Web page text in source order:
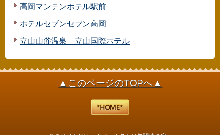
高岡マンテンホテル駅前
ホテルセブンセブン高岡
立山山麓温泉 立山国際ホテル
▲このページのTOPへ▲